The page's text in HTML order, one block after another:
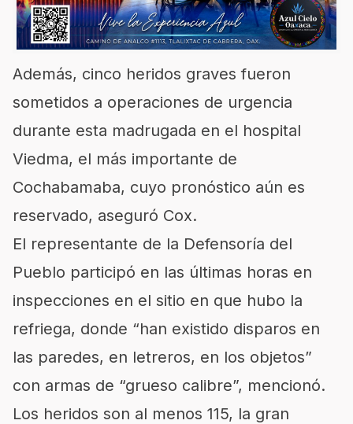
Además, cinco heridos graves fueron
sometidos a operaciones de urgencia
durante esta madrugada en el hospital
Viedma, el más importante de
Cochabamaba, cuyo pronóstico aún es
reservado, aseguró Cox.
El representante de la Defensoría del
Pueblo participó en las últimas horas en
inspecciones en el sitio en que hubo la
refriega, donde “han existido disparos en
las paredes, en letreros, en los objetos”
con armas de “grueso calibre”, mencionó.
Los heridos son al menos 115, la gran